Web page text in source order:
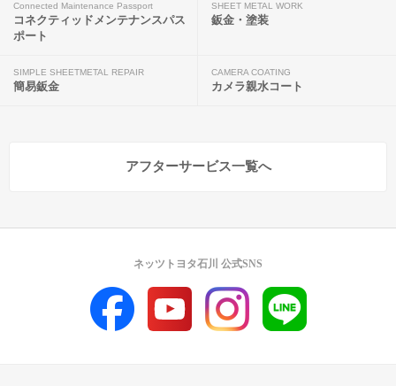
Connected Maintenance Passport
コネクティッドメンテナンスパス
ポート
SHEET METAL WORK
鈑金・塗装
SIMPLE SHEETMETAL REPAIR
簡易鈑金
CAMERA COATING
カメラ親水コート
アフターサービス一覧へ
ネッツトヨタ石川 公式SNS